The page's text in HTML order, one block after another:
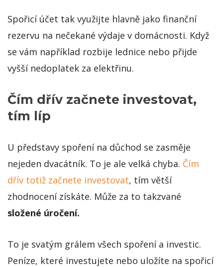
Spořicí účet tak využijte hlavně jako finanční
rezervu na nečekané výdaje v domácnosti. Když
se vám například rozbije lednice nebo přijde
vyšší nedoplatek za elektřinu.
Čím dřív začnete investovat,
tím líp
U představy spoření na důchod se zasměje
nejeden dvacátník. To je ale velká chyba. Čím
dřív totiž začnete investovat, tím větší
zhodnocení získáte. Může za to takzvané
složené úročení.
To je svatým grálem všech spoření a investic.
Peníze, které investujete nebo uložíte na spořicí